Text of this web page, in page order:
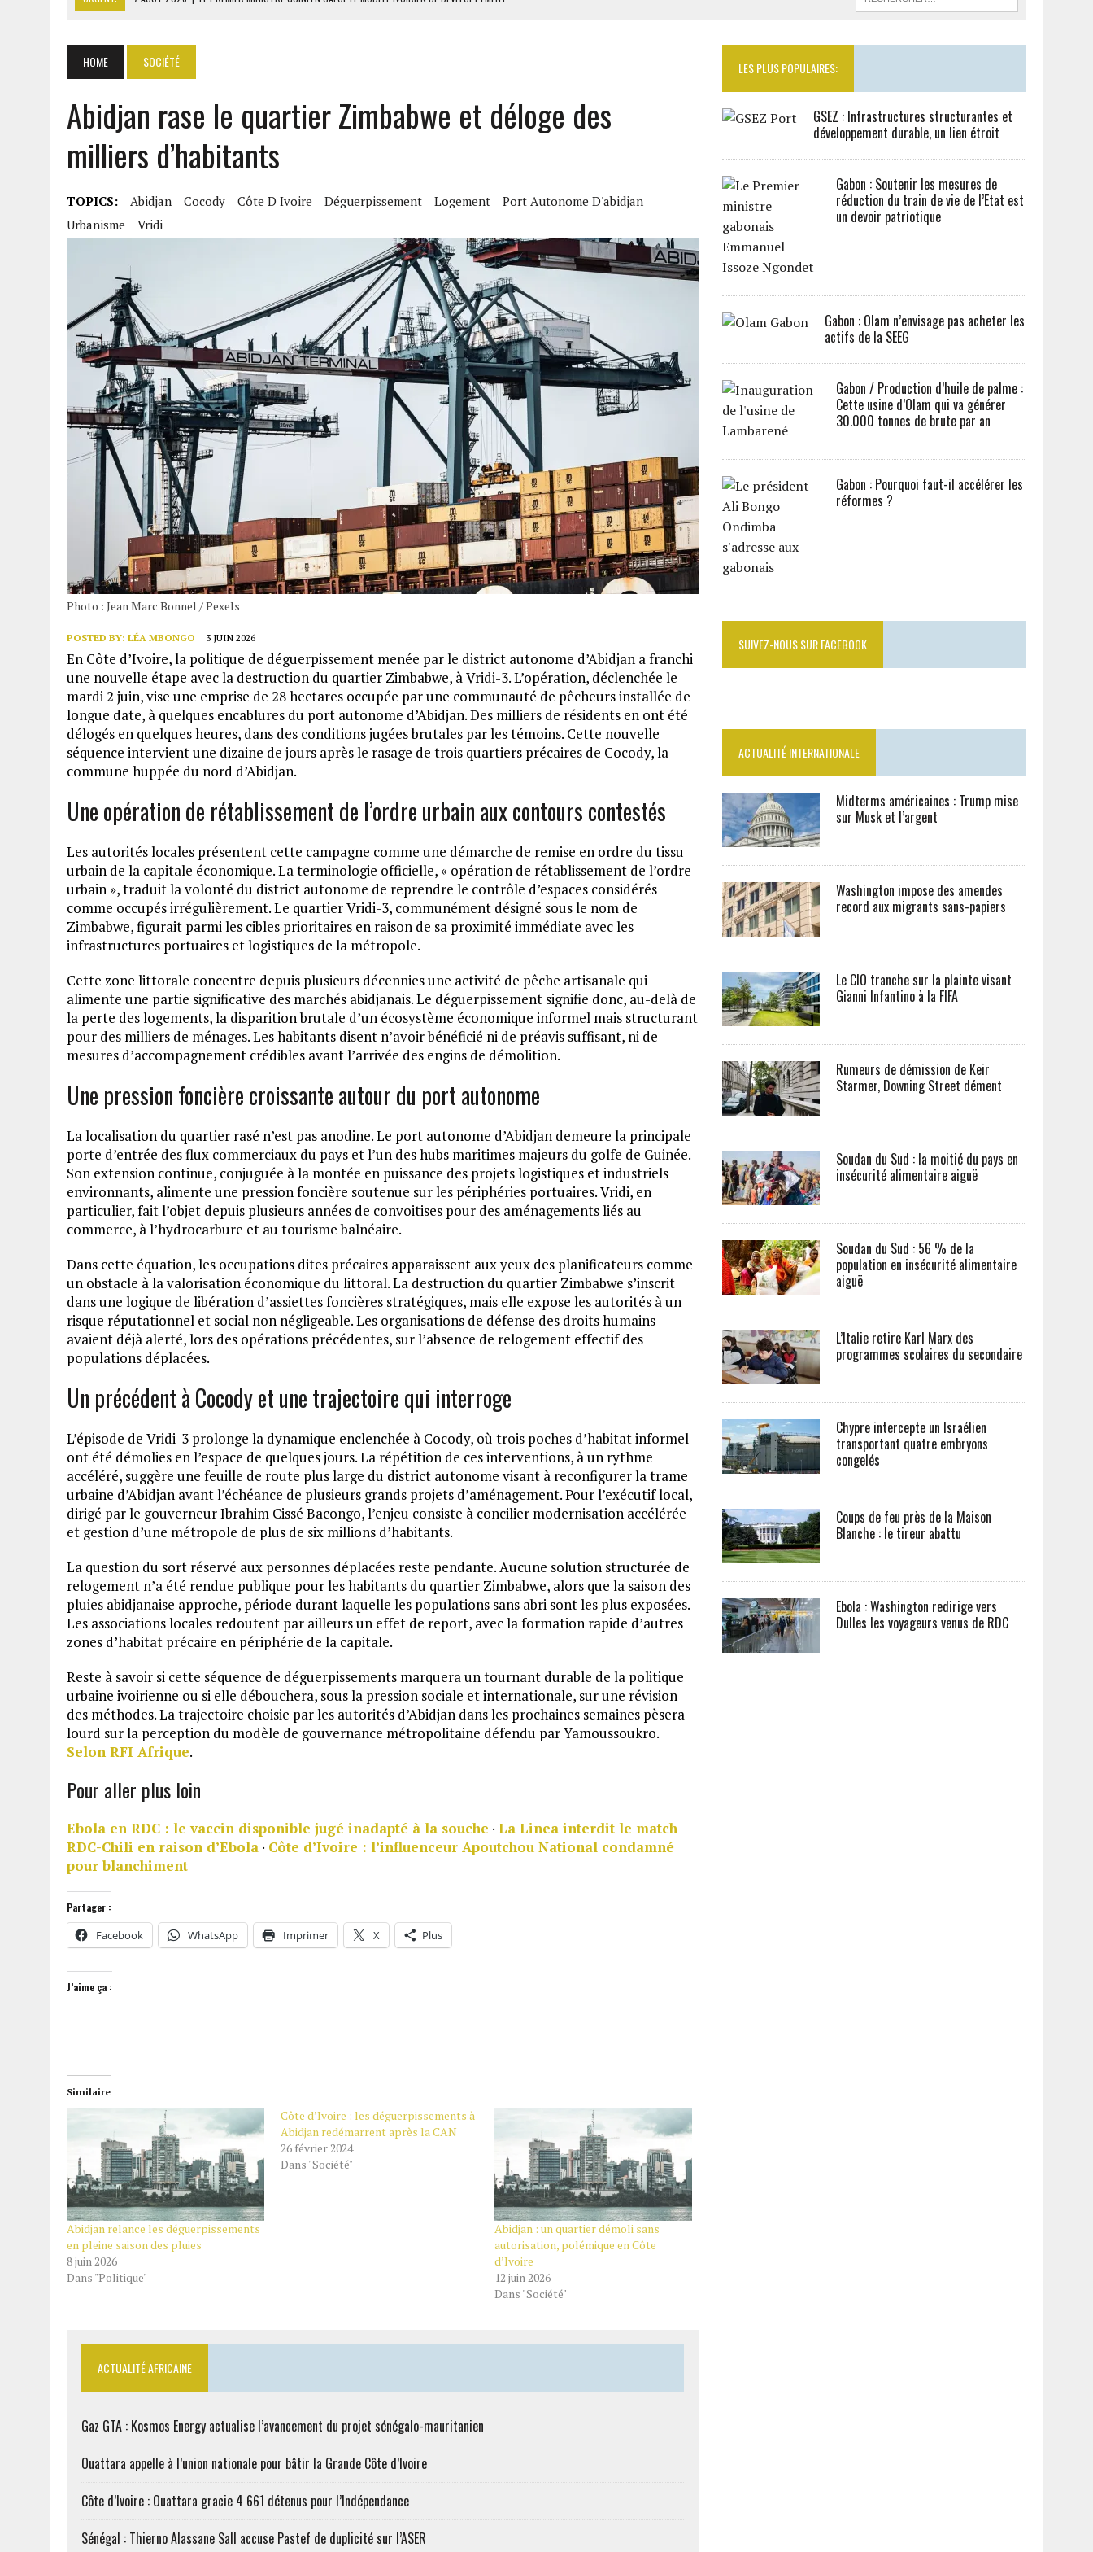
OUATTARA APPELLE À L’UNION NATIONALE POUR BÂTIR LA GRANDE CÔTE D’IVOIRE
7 AOÛT 2026 | CÔTE D’IVOIRE : OUATTARA GRACIE 4 661 DÉTENUS POUR L’INDÉPENDANCE
7 AOÛT 2026
SÉNÉGAL : THIERNO ALASSANE SALL ACCUSE PASTEF DE DUPLICITÉ SUR L’ASER
HOME SOCIÉTÉ
Abidjan rase le quartier Zimbabwe et déloge des
milliers d’habitants
TOPICS: Abidjan Cocody Côte D Ivoire Déguerpissement Logement
Port Autonome D'abidjan
Urbanisme
Vridi
Photo : Jean Marc Bonnel / Pexels
POSTED BY: LÉA MBONGO 3 JUIN 2026
En Côte d’Ivoire, la politique de déguerpissement menée par le district autonome d’Abidjan a franchi
une nouvelle étape avec la destruction du quartier Zimbabwe, à Vridi-3. L’opération, déclenchée le
mardi 2 juin, vise une emprise de 28 hectares occupée par une communauté de pêcheurs installée de
longue date, à quelques encablures du port autonome d’Abidjan. Des milliers de résidents en ont été
délogés en quelques heures, dans des conditions jugées brutales par les témoins. Cette nouvelle
séquence intervient une dizaine de jours après le rasage de trois quartiers précaires de Cocody, la
commune huppée du nord d’Abidjan.
Une opération de rétablissement de l’ordre urbain aux contours contestés
Les autorités locales présentent cette campagne comme une démarche de remise en ordre du tissu
urbain de la capitale économique. La terminologie officielle, « opération de rétablissement de l’ordre
urbain », traduit la volonté du district autonome de reprendre le contrôle d’espaces considérés
comme occupés irrégulièrement. Le quartier Vridi-3, communément désigné sous le nom de
Zimbabwe, figurait parmi les cibles prioritaires en raison de sa proximité immédiate avec les
infrastructures portuaires et logistiques de la métropole.
Cette zone littorale concentre depuis plusieurs décennies une activité de pêche artisanale qui
alimente une partie significative des marchés abidjanais. Le déguerpissement signifie donc, au-delà de
la perte des logements, la disparition brutale d’un écosystème économique informel mais structurant
pour des milliers de ménages. Les habitants disent n’avoir bénéficié ni de préavis suffisant, ni de
mesures d’accompagnement crédibles avant l’arrivée des engins de démolition.
Une pression foncière croissante autour du port autonome
La localisation du quartier rasé n’est pas anodine. Le port autonome d’Abidjan demeure la principale
porte d’entrée des flux commerciaux du pays et l’un des hubs maritimes majeurs du golfe de Guinée.
Son extension continue, conjuguée à la montée en puissance des projets logistiques et industriels
environnants, alimente une pression foncière soutenue sur les périphéries portuaires. Vridi, en
particulier, fait l’objet depuis plusieurs années de convoitises pour des aménagements liés au
commerce, à l’hydrocarbure et au tourisme balnéaire.
Dans cette équation, les occupations dites précaires apparaissent aux yeux des planificateurs comme
un obstacle à la valorisation économique du littoral. La destruction du quartier Zimbabwe s’inscrit
dans une logique de libération d’assiettes foncières stratégiques, mais elle expose les autorités à un
risque réputationnel et social non négligeable. Les organisations de défense des droits humains
avaient déjà alerté, lors des opérations précédentes, sur l’absence de relogement effectif des
populations déplacées.
Un précédent à Cocody et une trajectoire qui interroge
L’épisode de Vridi-3 prolonge la dynamique enclenchée à Cocody, où trois poches d’habitat informel
ont été démolies en l’espace de quelques jours. La répétition de ces interventions, à un rythme
accéléré, suggère une feuille de route plus large du district autonome visant à reconfigurer la trame
urbaine d’Abidjan avant l’échéance de plusieurs grands projets d’aménagement. Pour l’exécutif local,
dirigé par le gouverneur Ibrahim Cissé Bacongo, l’enjeu consiste à concilier modernisation accélérée
et gestion d’une métropole de plus de six millions d’habitants.
La question du sort réservé aux personnes déplacées reste pendante. Aucune solution structurée de
relogement n’a été rendue publique pour les habitants du quartier Zimbabwe, alors que la saison des
pluies abidjanaise approche, période durant laquelle les populations sans abri sont les plus exposées.
Les associations locales redoutent par ailleurs un effet de report, avec la formation rapide d’autres
zones d’habitat précaire en périphérie de la capitale.
Reste à savoir si cette séquence de déguerpissements marquera un tournant durable de la politique
urbaine ivoirienne ou si elle débouchera, sous la pression sociale et internationale, sur une révision
des méthodes. La trajectoire choisie par les autorités d’Abidjan dans les prochaines semaines pèsera
lourd sur la perception du modèle de gouvernance métropolitaine défendu par Yamoussoukro.
Selon RFI Afrique.
Pour aller plus loin
Ebola en RDC : le vaccin disponible jugé inadapté à la souche · La Linea interdit le match
RDC-Chili en raison d’Ebola · Côte d’Ivoire : l’influenceur Apoutchou National condamné
pour blanchiment
Partager :
Facebook WhatsApp Imprimer X Plus
J’aime ça :
Similaire
Abidjan relance les déguerpissements
en pleine saison des pluies
8 juin 2026
Dans "Politique"
Côte d’Ivoire : les déguerpissements à
Abidjan redémarrent après la CAN
26 février 2024
Dans "Société"
Abidjan : un quartier démoli sans
autorisation, polémique en Côte
d’Ivoire
12 juin 2026
Dans "Société"
ACTUALITÉ AFRICAINE
Gaz GTA : Kosmos Energy actualise l’avancement du projet sénégalo-mauritanien
Ouattara appelle à l’union nationale pour bâtir la Grande Côte d’Ivoire
Côte d’Ivoire : Ouattara gracie 4 661 détenus pour l’Indépendance
Sénégal : Thierno Alassane Sall accuse Pastef de duplicité sur l’ASER
LES PLUS POPULAIRES:
GSEZ : Infrastructures structurantes et
développement durable, un lien étroit
Gabon : Soutenir les mesures de
réduction du train de vie de l’Etat est
un devoir patriotique
Gabon : Olam n’envisage pas acheter les
actifs de la SEEG
Gabon / Production d’huile de palme :
Cette usine d’Olam qui va générer
30.000 tonnes de brute par an
Gabon : Pourquoi faut-il accélérer les
réformes ?
SUIVEZ-NOUS SUR FACEBOOK
ACTUALITÉ INTERNATIONALE
Midterms américaines : Trump mise
sur Musk et l’argent
Washington impose des amendes
record aux migrants sans-papiers
Le CIO tranche sur la plainte visant
Gianni Infantino à la FIFA
Rumeurs de démission de Keir
Starmer, Downing Street dément
Soudan du Sud : la moitié du pays en
insécurité alimentaire aiguë
Soudan du Sud : 56 % de la
population en insécurité alimentaire
aiguë
L’Italie retire Karl Marx des
programmes scolaires du secondaire
Chypre intercepte un Israélien
transportant quatre embryons
congelés
Coups de feu près de la Maison
Blanche : le tireur abattu
Ebola : Washington redirige vers
Dulles les voyageurs venus de RDC